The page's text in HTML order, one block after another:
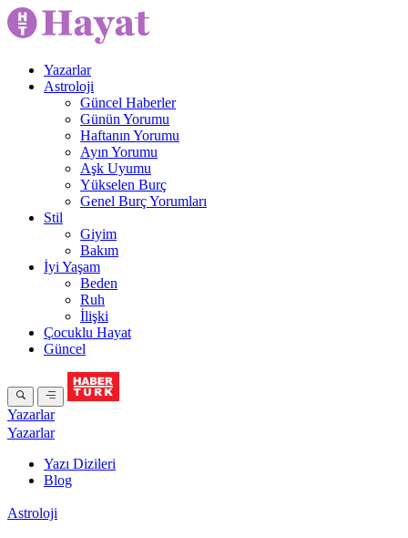
Yazarlar
Astroloji
Güncel Haberler
Günün Yorumu
Haftanın Yorumu
Ayın Yorumu
Aşk Uyumu
Yükselen Burç
Genel Burç Yorumları
Stil
Giyim
Bakım
İyi Yaşam
Beden
Ruh
İlişki
Çocuklu Hayat
Güncel
Yazarlar
Yazarlar
Yazı Dizileri
Blog
Astroloji